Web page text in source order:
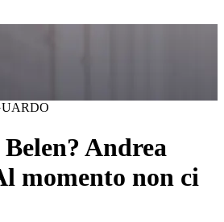
Andrea
momento non ci